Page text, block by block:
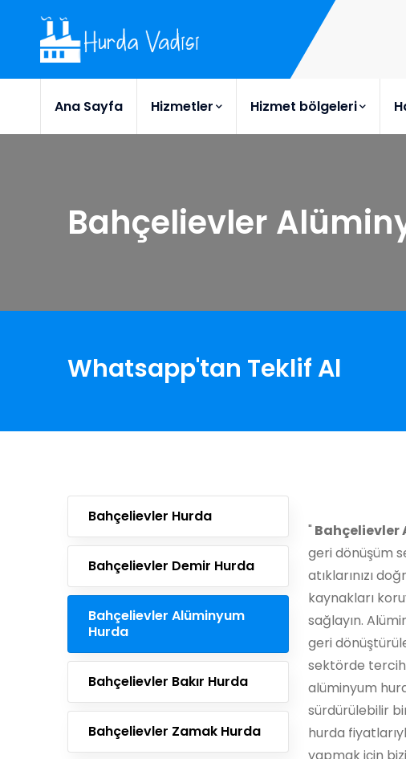
Ana Sayfa Hizmetler Hizmet bölgeleri
Bahçelievler
Whatsapp'tan Teklif Al
Bahçelievler Hurda
Bahçelievler Demir Hurda
Bahçelievler Alüminyum
Hurda
Bahçelievler Bakır Hurda
Bahçelievler Zamak Hurda
" Bahçelievler
geri dönüşüm
atıklarınızı
kaynakları
sağlayın.
geri
sektörde tercih
alüminyum
sürdürülebilir
hurda